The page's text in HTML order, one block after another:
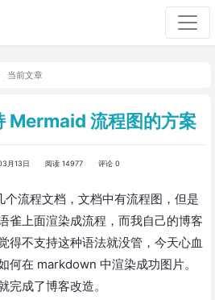
当前文章
Mermaid 流程图的方案
月13日 阅读 14977 评论 0
流程文档，文档中有流程图，但是
雀上面渲染成流程，而我自己的博客
得不支持这种语法就没管，今天心血
何在 markdown 中渲染成功图片。
完成了博客改造。